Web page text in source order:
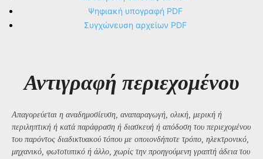
Ψηφιακή υπογραφή PDF
Συγχώνευση αρχείων PDF
Αντιγραφή περιεχομένου
Απαγορεύεται η αναδημοσίευση, αναπαραγωγή, ολική, μερική ή
περιληπτική ή κατά παράφραση ή διασκευή ή απόδοση του περιεχομένου
του παρόντος διαδικτυακού τόπου με οποιονδήποτε τρόπο, ηλεκτρονικό,
μηχανικό, φωτοτυπικό ή άλλο, χωρίς την προηγούμενη γραπτή άδεια του